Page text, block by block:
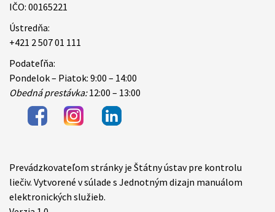
IČO: 00165221
Ústredňa:
+421 2 507 01 111
Podateľňa:
Pondelok – Piatok: 9:00 – 14:00
Obedná prestávka:12:00 – 13:00
Items
Prevádzkovateľom stránky je Štátny ústav pre kontrolu
liečiv. Vytvorené v súlade s Jednotným dizajn manuálom
elektronických služieb.